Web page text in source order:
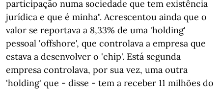
participação numa sociedade que tem existência
jurídica e que é minha". Acrescentou ainda que o
valor se reportava a 8,33% de uma 'holding'
pessoal 'offshore', que controlava a empresa que
estava a desenvolver o 'chip'. Está segunda
empresa controlava, por sua vez, uma outra
'holding' que - disse - tem a receber 11 milhões do